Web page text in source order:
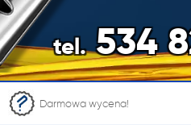
tel.534
NR
Darmowa wycena!